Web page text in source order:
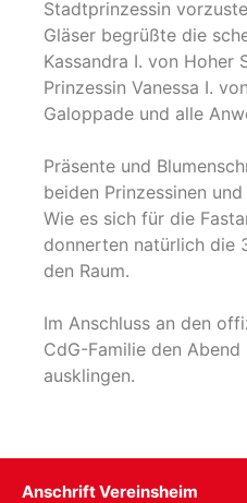
Stadtprinzessin
Gläser begrüßte die
Kassandra I. von Hoher
Prinzessin Vanessa I.
Galoppade und alle
Präsente und
beiden Prinzessinen
Wie es sich für die
donnerten natürlich die
den Raum.
Im Anschluss an den
CdG-Familie den
ausklingen.
Anschrift Vereinsheim